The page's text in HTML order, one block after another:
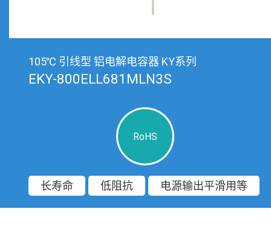
105℃ 引线型 铝电解电容器 KY系列
EKY-800ELL681MLN3S
RoHS
长寿命 低阻抗 电源输出平滑用等